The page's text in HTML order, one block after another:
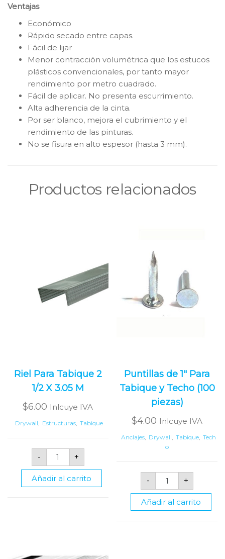
Ventajas
Económico
Rápido secado entre capas.
Fácil de lijar
Menor contracción volumétrica que los estucos
plásticos convencionales, por tanto mayor
rendimiento por metro cuadrado.
Fácil de aplicar. No presenta escurrimiento.
Alta adherencia de la cinta.
Por ser blanco, mejora el cubrimiento y el
rendimiento de las pinturas.
No se fisura en alto espesor (hasta 3 mm).
Productos relacionados
Riel Para Tabique 2
1/2 X 3.05 M
$6.00 Inlcuye IVA
Drywall Estructuras Tabique
-
Riel
Para
Tabique
1/2
X
+
Añadir al carrito
Puntillas de 1″ Para
Tabique y Techo (100
piezas)
$4.00 Inlcuye IVA
Anclajes, Drywall Tabique, Tech
o
-
Puntillas
de
1"
Para
Tabique
y
+
Añadir al carrito